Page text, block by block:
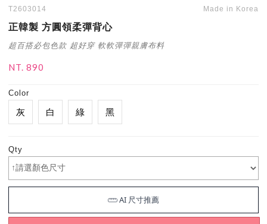
T2603014 Made in Korea
正韓製 方圓領柔彈背心
超百搭必包色款 超好穿 軟軟彈彈親膚布料
NT. 890
Color
灰 白 綠 黑
Qty